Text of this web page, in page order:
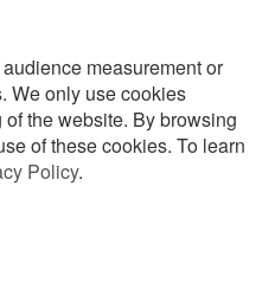
measurement or
We only use cookies
the website. By browsing
of these cookies. To learn
Policy.